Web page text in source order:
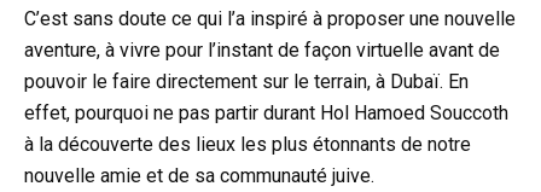
C’est sans doute ce qui l’a inspiré à proposer une nouvelle
aventure, à vivre pour l’instant de façon virtuelle avant de
pouvoir le faire directement sur le terrain, à Dubaï. En
effet, pourquoi ne pas partir durant Hol Hamoed Souccoth
à la découverte des lieux les plus étonnants de notre
nouvelle amie et de sa communauté juive.